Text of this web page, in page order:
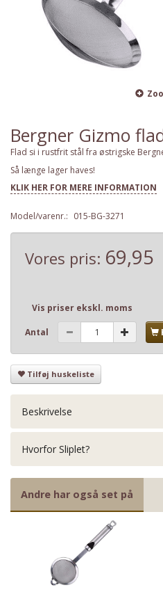
Bergner Gizmo
Flad si i rustfrit stål fra østrigske
Så længe lager haves!
KLIK HER FOR MERE INFORMATION
Model/varenr.: 015-BG-3271
Vores pris: 69,95
Vis priser ekskl. moms
Antal
Tilføj huskeliste
Beskrivelse
Hvorfor Sliplet?
Andre har også set på